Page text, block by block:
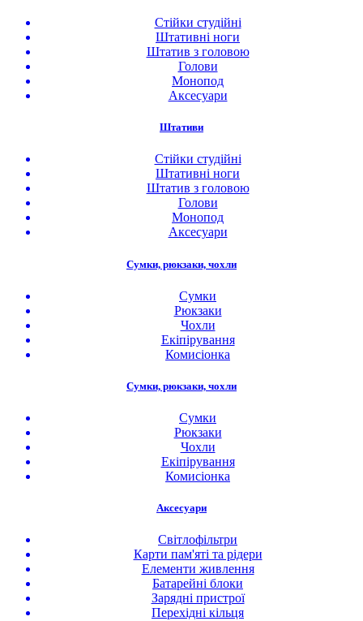
Стійки студійні
Штативні ноги
Штатив з головою
Голови
Монопод
Аксесуари
Штативи
Стійки студійні
Штативні ноги
Штатив з головою
Голови
Монопод
Аксесуари
Сумки, рюкзаки, чохли
Сумки
Рюкзаки
Чохли
Екіпірування
Комисіонка
Сумки, рюкзаки, чохли
Сумки
Рюкзаки
Чохли
Екіпірування
Комисіонка
Аксесуари
Світлофільтри
Карти пам'яті та рідери
Елементи живлення
Батарейні блоки
Зарядні пристрої
Перехідні кільця